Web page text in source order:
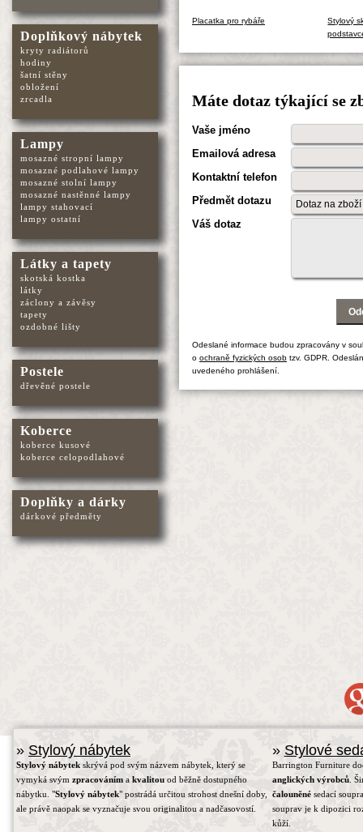
Placatka pro rybáře
Stylový
Máte dotaz týkající se
Vaše jméno
Emailová adresa
Kontaktní telefon
Předmět dotazu
Váš dotaz
Odeslané informace budou zpracovány v
o ochraně fyzických osobtzv. GDPR.
uvedeného prohlášení.
Doplňkový nábytek
kryty radiátorů
hodiny
šatní stěny
obložení
zrcadla
Lampy
mosazné stropní lampy
mosazné podlahové lampy
mosazné stolní lampy
mosazné nastěnné lampy
lampy stahovací
lampy ostatní
Látky a tapety
skotská kostka
látky
záclony a závěsy
tapety
ozdobné lišty
Postele
dřevěné postele
Koberce
koberce kusové
koberce celopodlahové
Doplňky a dárky
dárkové předměty
» Stylový nábytek
Stylový nábytek skrývá pod svým názvem nábytek, který se
vymyká svým zpracováním a kvalitou od běžně dostupného
nábytku. "Stylový nábytek" postrádá určitou strohost dnešní doby,
ale právě naopak se vyznačuje svou originalitou a nadčasovostí.
» Stylové
Barrington Furniture
anglických výrobců.
čalouněnésedací
souprav je k dipozici
kůží.